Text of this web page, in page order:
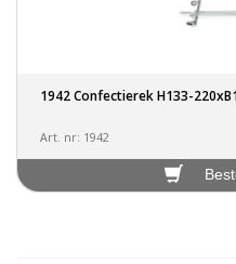
1942 Confectierek H133-
Art. nr: 1942